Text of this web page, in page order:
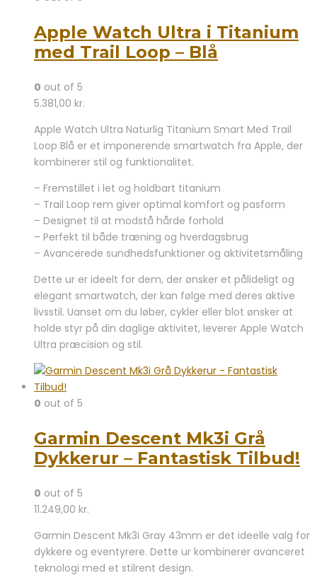
Apple Watch Ultra i Titanium
med Trail Loop – Blå
0 out of 5
5.381,00 kr.
Apple Watch Ultra Naturlig Titanium Smart Med Trail
Loop Blå er et imponerende smartwatch fra Apple, der
kombinerer stil og funktionalitet.
– Fremstillet i let og holdbart titanium
– Trail Loop rem giver optimal komfort og pasform
– Designet til at modstå hårde forhold
– Perfekt til både træning og hverdagsbrug
– Avancerede sundhedsfunktioner og aktivitetsmåling
Dette ur er ideelt for dem, der ønsker et pålideligt og
elegant smartwatch, der kan følge med deres aktive
livsstil. Uanset om du løber, cykler eller blot ønsker at
holde styr på din daglige aktivitet, leverer Apple Watch
Ultra præcision og stil.
0 out of 5
Garmin Descent Mk3i Grå
Dykkerur – Fantastisk Tilbud!
0 out of 5
11.249,00 kr.
Garmin Descent Mk3i Gray 43mm er det ideelle valg for
dykkere og eventyrere. Dette ur kombinerer avanceret
teknologi med et stilrent design.